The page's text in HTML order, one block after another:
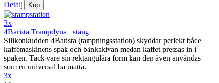
Detalj Köp
3x
4Barista Trampdyna - stång
Silikonkudden 4Barista (tampningsstation) skyddar perfekt både
kaffemaskinens spak och bänkskivan medan kaffet pressas in i
spaken. Tack vare sin rektangulära form kan den även användas
som en universal barmatta.
3x